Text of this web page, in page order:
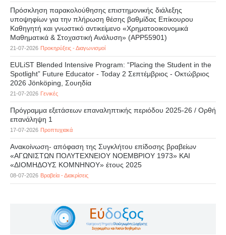
Πρόσκληση παρακολούθησης επιστημονικής διάλεξης
υποψηφίων για την πλήρωση θέσης βαθμίδας Επίκουρου
Καθηγητή και γνωστικό αντικείμενο «Χρηματοοικονομικά
Μαθηματικά & Στοχαστική Ανάλυση» (APP55901)
21-07-2026 Προκηρύξεις - Διαγωνισμοί
EULiST Blended Intensive Program: “Placing the Student in the
Spotlight” Future Educator - Today 2 Σεπτέμβριος - Οκτώβριος
2026 Jönköping, Σουηδία
21-07-2026 Γενικές
Πρόγραμμα εξετάσεων επαναληπτικής περιόδου 2025-26 / Ορθή
επανάληψη 1
17-07-2026 Προπτυχιακά
Ανακοίνωση- απόφαση της Συγκλήτου επίδοσης βραβείων
«ΑΓΩΝΙΣΤΩΝ ΠΟΛΥΤΕΧΝΕΙΟΥ ΝΟΕΜΒΡΙΟΥ 1973» ΚΑΙ
«ΔΙΟΜΗΔΟΥΣ ΚΟΜΝΗΝΟΥ» έτους 2025
08-07-2026 Βραβεία - Διακρίσεις